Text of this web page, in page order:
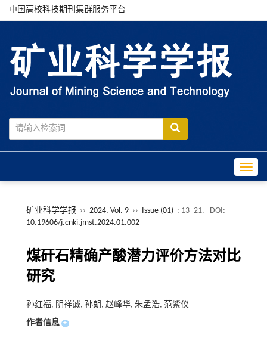
中国高校科技期刊集群服务平台
矿业科学学报 ›› 2024, Vol. 9 ›› Issue (01) : 13 -21.
DOI:
10.19606/j.cnki.jmst.2024.01.002
煤矸石精确产酸潜力评价方法对比
研究
孙红福, 阴祥诚, 孙朗, 赵峰华, 朱孟浩, 范紫仪
作者信息 +